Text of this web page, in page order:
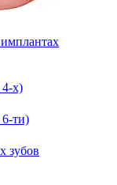
х)
ти)
зубов